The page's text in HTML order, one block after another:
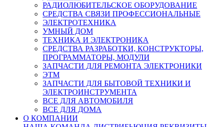
РАДИОЛЮБИТЕЛЬСКОЕ ОБОРУДОВАНИЕ
СРЕДСТВА СВЯЗИ ПРОФЕССИОНАЛЬНЫЕ
ЭЛЕКТРОТЕХНИКА
УМНЫЙ ДОМ
ТЕХНИКА И ЭЛЕКТРОНИКА
СРЕДСТВА РАЗРАБОТКИ, КОНСТРУКТОРЫ,
ПРОГРАММАТОРЫ, МОДУЛИ
ЗАПЧАСТИ ДЛЯ РЕМОНТА ЭЛЕКТРОНИКИ
ЭТМ
ЗАПЧАСТИ ДЛЯ БЫТОВОЙ ТЕХНИКИ И
ЭЛЕКТРОИНСТРУМЕНТА
ВСЕ ДЛЯ АВТОМОБИЛЯ
ВСЕ ДЛЯ ДОМА
О КОМПАНИИ